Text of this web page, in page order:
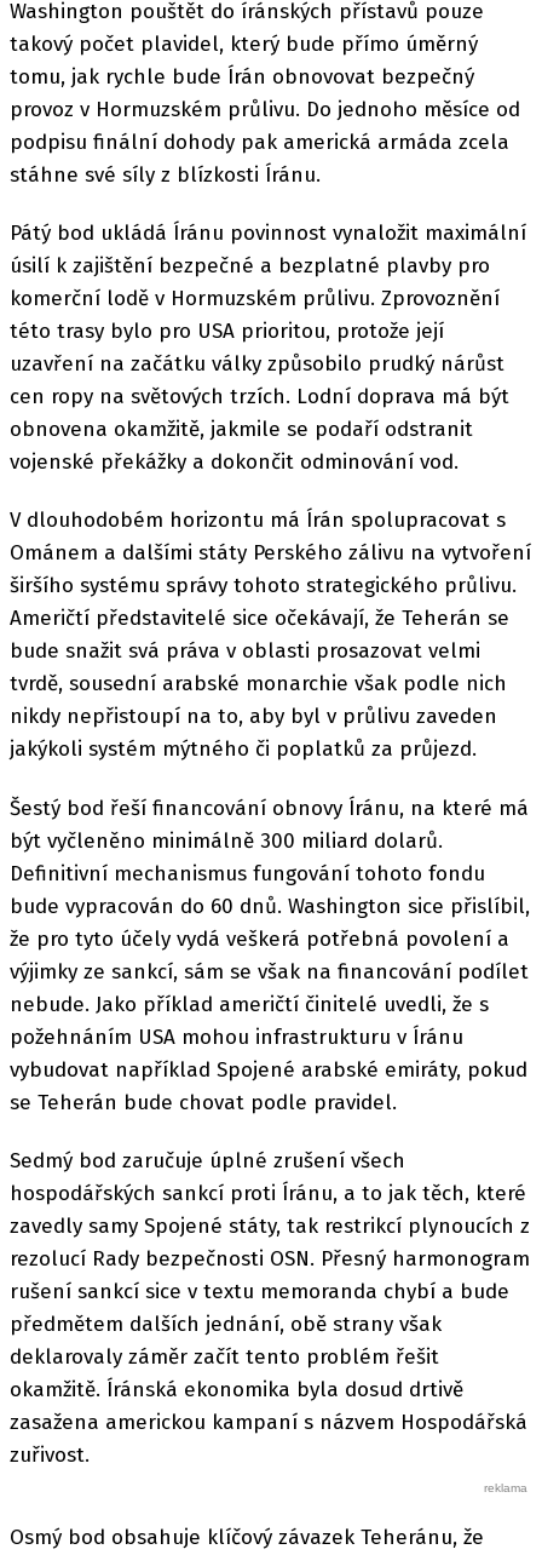
Washington pouštět do íránských přístavů pouze
takový počet plavidel, který bude přímo úměrný
tomu, jak rychle bude Írán obnovovat bezpečný
provoz v Hormuzském průlivu. Do jednoho měsíce od
podpisu finální dohody pak americká armáda zcela
stáhne své síly z blízkosti Íránu.
Pátý bod ukládá Íránu povinnost vynaložit maximální
úsilí k zajištění bezpečné a bezplatné plavby pro
komerční lodě v Hormuzském průlivu. Zprovoznění
této trasy bylo pro USA prioritou, protože její
uzavření na začátku války způsobilo prudký nárůst
cen ropy na světových trzích. Lodní doprava má být
obnovena okamžitě, jakmile se podaří odstranit
vojenské překážky a dokončit odminování vod.
V dlouhodobém horizontu má Írán spolupracovat s
Ománem a dalšími státy Perského zálivu na vytvoření
širšího systému správy tohoto strategického průlivu.
Američtí představitelé sice očekávají, že Teherán se
bude snažit svá práva v oblasti prosazovat velmi
tvrdě, sousední arabské monarchie však podle nich
nikdy nepřistoupí na to, aby byl v průlivu zaveden
jakýkoli systém mýtného či poplatků za průjezd.
Šestý bod řeší financování obnovy Íránu, na které má
být vyčleněno minimálně 300 miliard dolarů.
Definitivní mechanismus fungování tohoto fondu
bude vypracován do 60 dnů. Washington sice přislíbil,
že pro tyto účely vydá veškerá potřebná povolení a
výjimky ze sankcí, sám se však na financování podílet
nebude. Jako příklad američtí činitelé uvedli, že s
požehnáním USA mohou infrastrukturu v Íránu
vybudovat například Spojené arabské emiráty, pokud
se Teherán bude chovat podle pravidel.
Sedmý bod zaručuje úplné zrušení všech
hospodářských sankcí proti Íránu, a to jak těch, které
zavedly samy Spojené státy, tak restrikcí plynoucích z
rezolucí Rady bezpečnosti OSN. Přesný harmonogram
rušení sankcí sice v textu memoranda chybí a bude
předmětem dalších jednání, obě strany však
deklarovaly záměr začít tento problém řešit
okamžitě. Íránská ekonomika byla dosud drtivě
zasažena americkou kampaní s názvem Hospodářská
zuřivost.
Osmý bod obsahuje klíčový závazek Teheránu, že